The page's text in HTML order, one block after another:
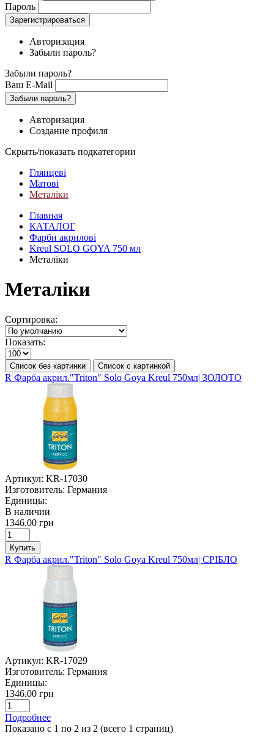
Пароль
Зарегистрироваться
Авторизация
Забыли пароль?
Забыли пароль?
Ваш E-Mail
Забыли пароль?
Авторизация
Создание профиля
Скрыть/показать подкатегории
Глянцеві
Матові
Металіки
Главная
КАТАЛОГ
Фарби акрилові
Kreul SOLO GOYA 750 мл
Металіки
Металіки
Сортировка:
Показать:
Список без картинки Список с картинкой
R Фарба акрил."Triton" Solo Goya Kreul 750мл| ЗОЛОТО
Артикул: KR-17030
Изготовитель: Германия
Единицы:
В наличии
1346.00 грн
Купить
R Фарба акрил."Triton" Solo Goya Kreul 750мл| СРІБЛО
Артикул: KR-17029
Изготовитель: Германия
Единицы:
1346.00 грн
Подробнее
Показано с 1 по 2 из 2 (всего 1 страниц)